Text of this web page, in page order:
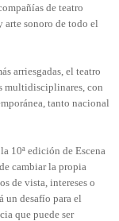
de teatro
arte sonoro de todo el
arriesgadas, el teatro
multidisciplinares, con
tanto nacional
10ª edición de Escena
cambiar la propia
de vista, intereses o
un desafío para el
que puede ser